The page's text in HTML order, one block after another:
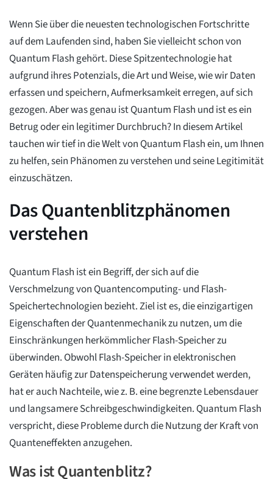
Wenn Sie über die neuesten technologischen Fortschritte
auf dem Laufenden sind, haben Sie vielleicht schon von
Quantum Flash gehört. Diese Spitzentechnologie hat
aufgrund ihres Potenzials, die Art und Weise, wie wir Daten
erfassen und speichern, Aufmerksamkeit erregen, auf sich
gezogen. Aber was genau ist Quantum Flash und ist es ein
Betrug oder ein legitimer Durchbruch? In diesem Artikel
tauchen wir tief in die Welt von Quantum Flash ein, um Ihnen
zu helfen, sein Phänomen zu verstehen und seine Legitimität
einzuschätzen.
Das Quantenblitzphänomen
verstehen
Quantum Flash ist ein Begriff, der sich auf die
Verschmelzung von Quantencomputing- und Flash-
Speichertechnologien bezieht. Ziel ist es, die einzigartigen
Eigenschaften der Quantenmechanik zu nutzen, um die
Einschränkungen herkömmlicher Flash-Speicher zu
überwinden. Obwohl Flash-Speicher in elektronischen
Geräten häufig zur Datenspeicherung verwendet werden,
hat er auch Nachteile, wie z. B. eine begrenzte Lebensdauer
und langsamere Schreibgeschwindigkeiten. Quantum Flash
verspricht, diese Probleme durch die Nutzung der Kraft von
Quanteneffekten anzugehen.
Was ist Quantenblitz?